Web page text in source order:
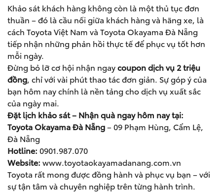
Khảo sát khách hàng không còn là một thủ tục đơn
thuần – đó là cầu nối giữa khách hàng và hãng xe, là
cách Toyota Việt Nam và Toyota Okayama Đà Nẵng
tiếp nhận những phản hồi thực tế để phục vụ tốt hơn
mỗi ngày.
Đừng bỏ lỡ cơ hội nhận ngaycoupon dịch vụ 2 triệu
đồng, chỉ với vài phút thao tác đơn giản. Sự góp ý của
bạn hôm nay chính là nền tảng cho dịch vụ xuất sắc
của ngày mai.
Đặt lịch khảo sát – Nhận quà ngay hôm nay tại:
Toyota Okayama Đà Nẵng– 09 Phạm Hùng, Cẩm Lệ,
Đà Nẵng
Hotline: 0901.987.070
Website: www.toyotaokayamadanang.com.vn
Toyota rất mong được đồng hành và phục vụ bạn – với
sự tận tâm và chuyên nghiệp trên từng hành trình.